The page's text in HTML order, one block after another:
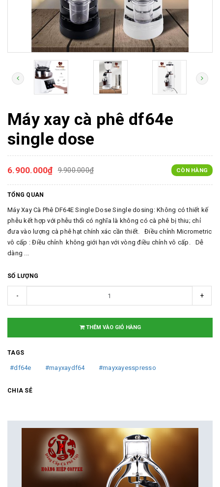
Máy xay cà phê df64e
single dose
6.900.000₫ 9.900.000₫ CÒN HÀNG
TỔNG QUAN
Máy Xay Cà Phê DF64E Single Dose Single dosing: Không có thiết kế
phễu kết hợp với phễu thổi có nghĩa là không có cà phê bị thiu; chỉ
đưa vào lượng cà phê hạt chính xác cần thiết. Điều chỉnh Micrometric
vô cấp : Điều chỉnh không giới hạn với vòng điều chỉnh vô cấp. Dễ
dàng ...
SỐ LƯỢNG
- +
THÊM VÀO GIỎ HÀNG
TAGS
#df64e #mayxaydf64 #mayxayesspresso
CHIA SẺ